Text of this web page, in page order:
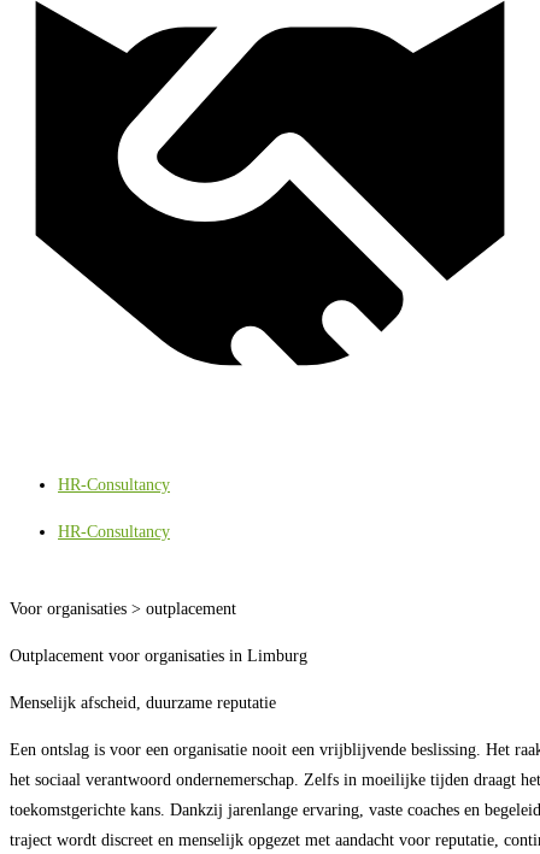
HR-Consultancy
HR-Consultancy
Voor organisaties > outplacement
Outplacement voor organisaties in Limburg
Menselijk afscheid, duurzame reputatie
Een ontslag is voor een organisatie nooit een vrijblijvende beslissing. Het
het sociaal verantwoord ondernemerschap. Zelfs in moeilijke tijden draagt
toekomstgerichte kans. Dankzij jarenlange ervaring, vaste coaches en
traject wordt discreet en menselijk opgezet met aandacht voor reputatie,